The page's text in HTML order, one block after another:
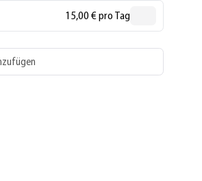
15,00 € pro Tag